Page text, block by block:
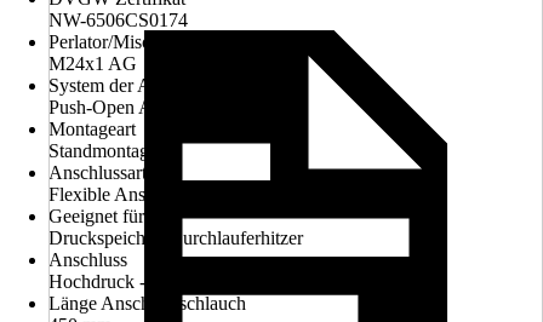
NW-6506CS0174
Perlator/Mischdüse
M24x1 AG
System der Ablaufgarnitur
Push-Open Ablaufventil
Montageart
Standmontage
Anschlussart
Flexible Anschlussschläuche 3/8"
Geeignet für
Druckspeicher, Durchlauferhitzer
Anschluss
Hochdruck - druckfest
Länge Anschlussschlauch